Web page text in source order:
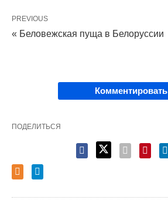
PREVIOUS
« Беловежская пуща в Белоруссии
Комментировать
ПОДЕЛИТЬСЯ